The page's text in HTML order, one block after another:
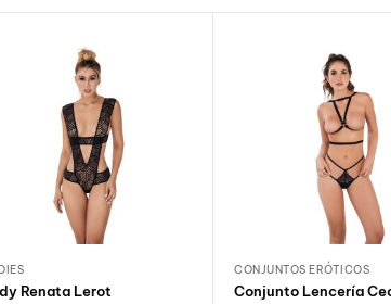
Renata Lerot
CONJUNTOS ERÓTICOS